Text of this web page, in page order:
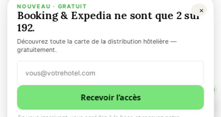
technologies nous permettra de traiter des données telles que le
comportement de navigation ou les ID uniques sur ce site. Le fait
de ne pas consentir ou de retirer son consentement peut avoir un
effet négatif sur certaines caractéristiques et fonctions.
Gérer les services
Accepter
Refuser
TOP NEWS
👉 NEWSLETTER
×
NOUVEAU · GRATUIT
Booking & Expedia ne sont que 2 sur
192.
Découvrez toute la carte de la distribution hôtelière —
gratuitement.
Recevoir l’accès